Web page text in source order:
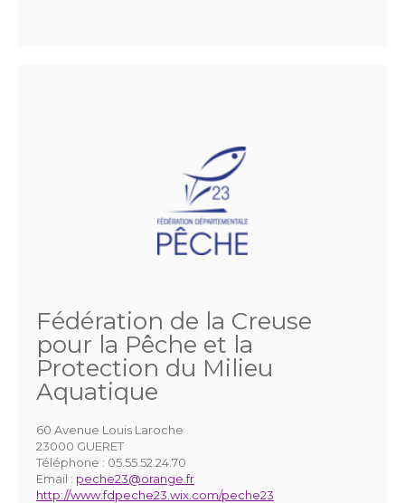
Fédération de la Creuse
pour la Pêche et la
Protection du Milieu
Aquatique
60 Avenue Louis Laroche
23000 GUERET
Téléphone : 05.55.52.24.70
Email : peche23@orange.fr
http://www.fdpeche23.wix.com/peche23